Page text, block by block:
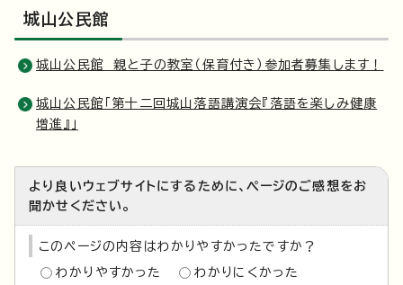
城山公民館
城山公民館 親と子の教室（保育付き）参加者募集します！
城山公民館「第十二回城山落語講演会『落語を楽しみ健康
増進』」
より良いウェブサイトにするために、ページのご感想をお
聞かせください。
このページの内容はわかりやすかったですか？
わかりやすかった わかりにくかった